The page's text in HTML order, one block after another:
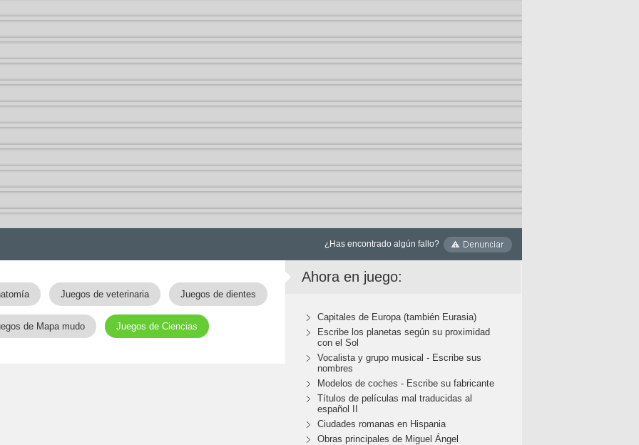
¿Has encontrado algún fallo?
Juegos de veterinaria Juegos de dientes
de Mapa mudo Juegos de Ciencias
Ahora en juego:
Capitales de Europa (también Eurasia)
Escribe los planetas según su proximidad
con el Sol
Vocalista y grupo musical - Escribe sus
nombres
Modelos de coches - Escribe su fabricante
Títulos de películas mal traducidas al
español II
Ciudades romanas en Hispania
Obras principales de Miguel Ángel